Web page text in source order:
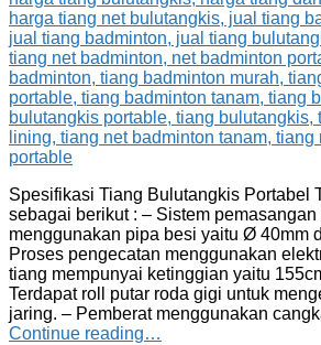
Spesifikasi Tiang Bulutangkis Portabel
sebagai berikut : – Sistem
menggunakan pipa besi yaitu Ø 40mm
Proses pengecatan menggunakan
tiang mempunyai ketinggian yaitu
Terdapat roll putar roda gigi untuk
jaring. – Pemberat menggunakan
Continue reading…